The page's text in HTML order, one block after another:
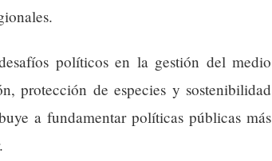
políticos en la gestión del medio
protección de especies y sostenibilidad
a fundamentar políticas públicas más